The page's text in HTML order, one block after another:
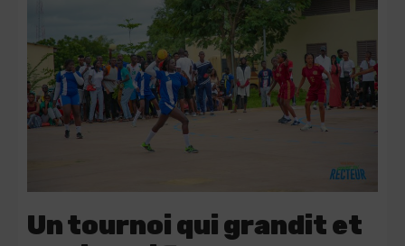
Un tournoi qui grandit et